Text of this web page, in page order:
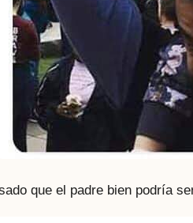
que el padre bien podría